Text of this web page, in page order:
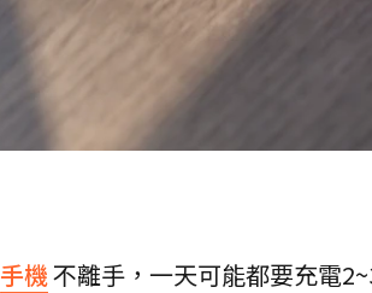
手機不離手，一天可能都要充電